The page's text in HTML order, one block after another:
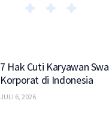
7 Hak Cuti Karyawan
Korporat di Indonesia
JULI 6, 2026